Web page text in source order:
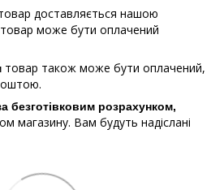
доставляється нашою
може бути оплачений
товар також може бути оплачений,
безготівковим розрахунком,
магазину. Вам будуть надіслані